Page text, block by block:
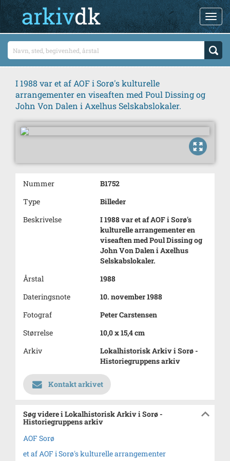
I 1988 var et af AOF i Sorø's kulturelle
arrangementer en viseaften med Poul Dissing og
John Von Dalen i Axelhus Selskabslokaler.
Nummer
B1752
Type
Billeder
Beskrivelse
I 1988 var et af AOF i Sorø's
kulturelle arrangementer en
viseaften med Poul Dissing og
John Von Dalen i Axelhus
Selskabslokaler.
Årstal
1988
Dateringsnote
10. november 1988
Fotograf
Peter Carstensen
Størrelse
10,0 x 15,4 cm
Arkiv
Lokalhistorisk Arkiv i Sorø -
Historiegruppens arkiv
Kontakt arkivet
Søg videre i Lokalhistorisk Arkiv i Sorø -
Historiegruppens arkiv
AOF Sorø
et af AOF i Sorø's kulturelle arrangementer